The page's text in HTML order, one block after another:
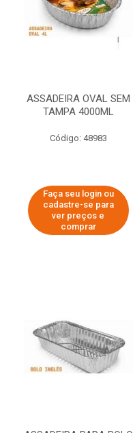
ASSADEIRA OVAL SEM
TAMPA 4000ML
Código: 48983
Faça seu login ou
cadastre-se para
ver preços e
comprar